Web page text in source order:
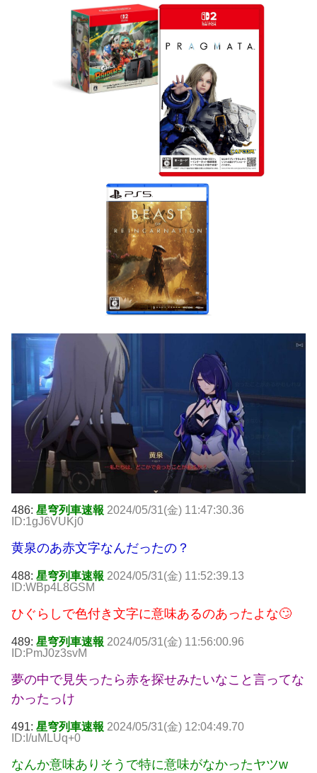
486: 星穹列車速報 2024/05/31(金) 11:47:30.36
ID:1gJ6VUKj0
黄泉のあ赤文字なんだったの？
488: 星穹列車速報 2024/05/31(金) 11:52:39.13
ID:WBp4L8GSM
ひぐらしで色付き文字に意味あるのあったよな🙄
489: 星穹列車速報 2024/05/31(金) 11:56:00.96
ID:PmJ0z3svM
夢の中で見失ったら赤を探せみたいなこと言ってな
かったっけ
491: 星穹列車速報 2024/05/31(金) 12:04:49.70
ID:I/uMLUq+0
なんか意味ありそうで特に意味がなかったヤツw